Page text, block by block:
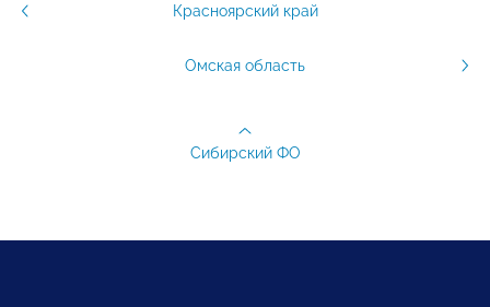
Красноярский край
Омская область
Сибирский ФО